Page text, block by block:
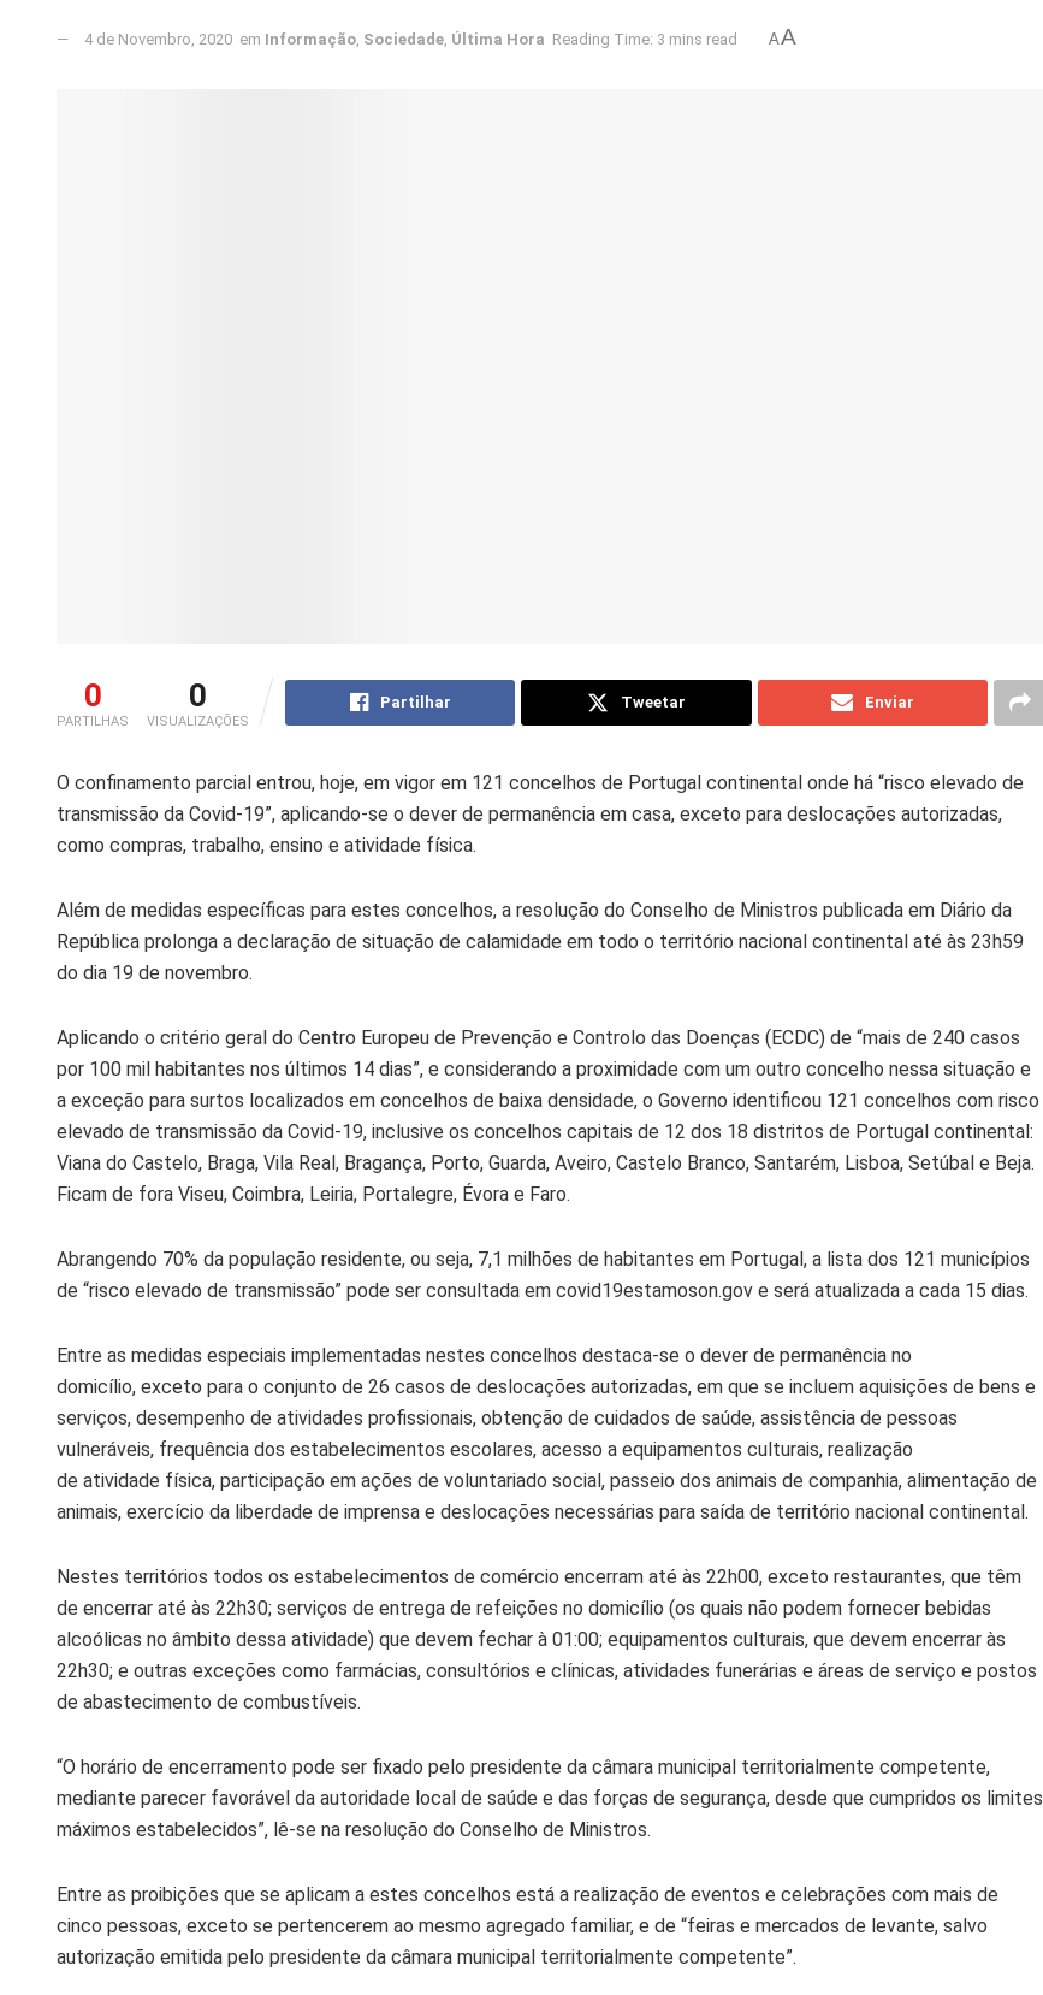
4 de Novembro, 2020 em Informação, Sociedade, Última Hora Reading Time: 3 mins read AA
0
PARTILHAS
0
VISUALIZAÇÕES
Partilhar Tweetar Enviar
O confinamento parcial entrou, hoje, em vigor em 121 concelhos de Portugal continental onde há “risco elevado de
transmissão da Covid-19”, aplicando-se o dever de permanência em casa, exceto para deslocações autorizadas,
como compras, trabalho, ensino e atividade física.
Além de medidas específicas para estes concelhos, a resolução do Conselho de Ministros publicada em Diário da
República prolonga a declaração de situação de calamidade em todo o território nacional continental até às 23h59
do dia 19 de novembro.
Aplicando o critério geral do Centro Europeu de Prevenção e Controlo das Doenças (ECDC) de “mais de 240 casos
por 100 mil habitantes nos últimos 14 dias”, e considerando a proximidade com um outro concelho nessa situação e
a exceção para surtos localizados em concelhos de baixa densidade, o Governo identificou 121 concelhos com risco
elevado de transmissão da Covid-19, inclusive os concelhos capitais de 12 dos 18 distritos de Portugal continental:
Viana do Castelo, Braga, Vila Real, Bragança, Porto, Guarda, Aveiro, Castelo Branco, Santarém, Lisboa, Setúbal e Beja.
Ficam de fora Viseu, Coimbra, Leiria, Portalegre, Évora e Faro.
Abrangendo 70% da população residente, ou seja, 7,1 milhões de habitantes em Portugal, a lista dos 121 municípios
de “risco elevado de transmissão” pode ser consultada em covid19estamoson.gov e será atualizada a cada 15 dias.
Entre as medidas especiais implementadas nestes concelhos destaca-se o dever de permanência no
domicílio, exceto para o conjunto de 26 casos de deslocações autorizadas, em que se incluem aquisições de bens e
serviços, desempenho de atividades profissionais, obtenção de cuidados de saúde, assistência de pessoas
vulneráveis, frequência dos estabelecimentos escolares, acesso a equipamentos culturais, realização
de atividade física, participação em ações de voluntariado social, passeio dos animais de companhia, alimentação de
animais, exercício da liberdade de imprensa e deslocações necessárias para saída de território nacional continental.
Nestes territórios todos os estabelecimentos de comércio encerram até às 22h00, exceto restaurantes, que têm
de encerrar até às 22h30; serviços de entrega de refeições no domicílio (os quais não podem fornecer bebidas
alcoólicas no âmbito dessa atividade) que devem fechar à 01:00; equipamentos culturais, que devem encerrar às
22h30; e outras exceções como farmácias, consultórios e clínicas, atividades funerárias e áreas de serviço e postos
de abastecimento de combustíveis.
“O horário de encerramento pode ser fixado pelo presidente da câmara municipal territorialmente competente,
mediante parecer favorável da autoridade local de saúde e das forças de segurança, desde que cumpridos os limites
máximos estabelecidos”, lê-se na resolução do Conselho de Ministros.
Entre as proibições que se aplicam a estes concelhos está a realização de eventos e celebrações com mais de
cinco pessoas, exceto se pertencerem ao mesmo agregado familiar, e de “feiras e mercados de levante, salvo
autorização emitida pelo presidente da câmara municipal territorialmente competente”.